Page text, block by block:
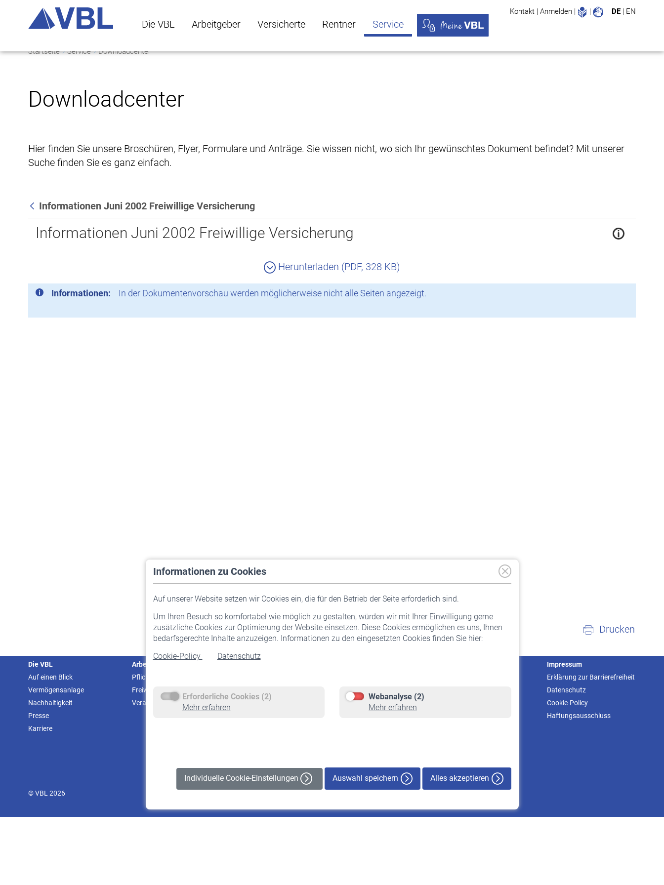
Die VBL Arbeitgeber Versicherte Rentner Service
Kontakt | Anmelden | Leichte Sprache
| DE | EN
Startseite Service Downloadcenter
Downloadcenter
Hier finden Sie unsere Broschüren, Flyer, Formulare und Anträge. Sie wissen nicht, wo sich Ihr gewünschtes Dokument befindet? Mit unserer
Suche finden Sie es ganz einfach.
Zurück
Informationen Juni 2002 Freiwillige Versicherung
Informationen Juni 2002 Freiwillige Versicherung
Herunterladen (PDF, 328 KB)
Informationen: In der Dokumentenvorschau werden möglicherweise nicht alle Seiten angezeigt.
Informationen zu Cookies
Auf unserer Website setzen wir Cookies ein, die für den Betrieb der Seite erforderlich sind.
Um Ihren Besuch so komfortabel wie möglich zu gestalten, würden wir mit Ihrer Einwilligung gerne
zusätzliche Cookies zur Optimierung der Website einsetzen. Diese Cookies ermöglichen es uns, Ihnen
bedarfsgerechte Inhalte anzuzeigen. Informationen zu den eingesetzten Cookies finden Sie hier:
Cookie-Policy
Datenschutz
Erforderliche Cookies (2)
Mehr erfahren
Webanalyse (2)
Mehr erfahren
Individuelle Cookie-Einstellungen Auswahl speichern Alles akzeptieren
Drucken
Die VBL
Auf einen Blick
Vermögensanlage
Nachhaltigkeit
Presse
Karriere
Arbeitgeber
Pflichtversicherung
Freiwillige Versicherung
Veranstaltungen
Staatliche Förderung
Rente beantragen
Rentenauszahlung
Impressum
Erklärung zur Barrierefreiheit
Datenschutz
Cookie-Policy
Haftungsausschluss
© VBL 2026